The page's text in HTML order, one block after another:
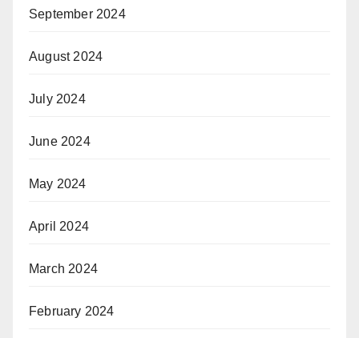
September 2024
August 2024
July 2024
June 2024
May 2024
April 2024
March 2024
February 2024